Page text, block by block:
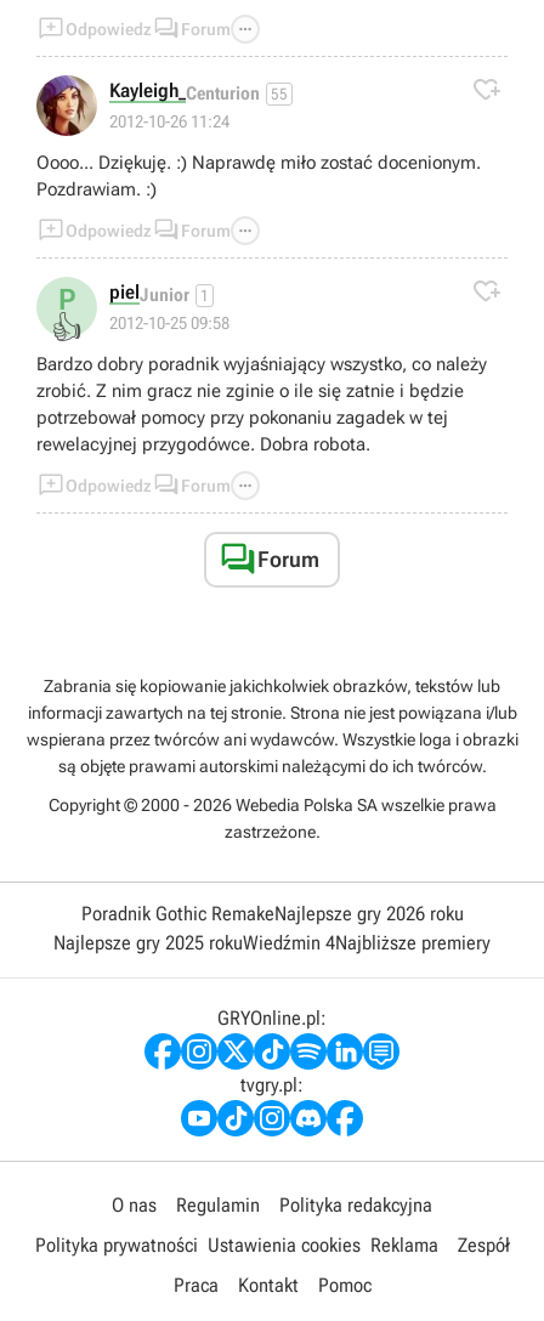
Odpowiedz  Forum 
Kayleigh_ Centurion 55
2012-10-26 11:24

Oooo... Dziękuję. :) Naprawdę miło zostać docenionym.
Pozdrawiam. :)
Odpowiedz  Forum 
P
👍
pielJunior 1
2012-10-25 09:58

Bardzo dobry poradnik wyjaśniający wszystko, co należy
zrobić. Z nim gracz nie zginie o ile się zatnie i będzie
potrzebował pomocy przy pokonaniu zagadek w tej
rewelacyjnej przygodówce. Dobra robota.
Odpowiedz  Forum 
Forum
Zabrania się kopiowanie jakichkolwiek obrazków, tekstów lub
informacji zawartych na tej stronie. Strona nie jest powiązana i/lub
wspierana przez twórców ani wydawców. Wszystkie loga i obrazki
są objęte prawami autorskimi należącymi do ich twórców.
Copyright © 2000 - 2026 Webedia Polska SA wszelkie prawa
zastrzeżone.
Poradnik Gothic RemakeNajlepsze gry 2026 roku
Najlepsze gry 2025 rokuWiedźmin 4Najbliższe premiery
GRYOnline.pl:
tvgry.pl:
O nas Regulamin
Polityka redakcyjna
Polityka prywatności Ustawienia cookies Reklama
Zespół
Praca
Kontakt Pomoc